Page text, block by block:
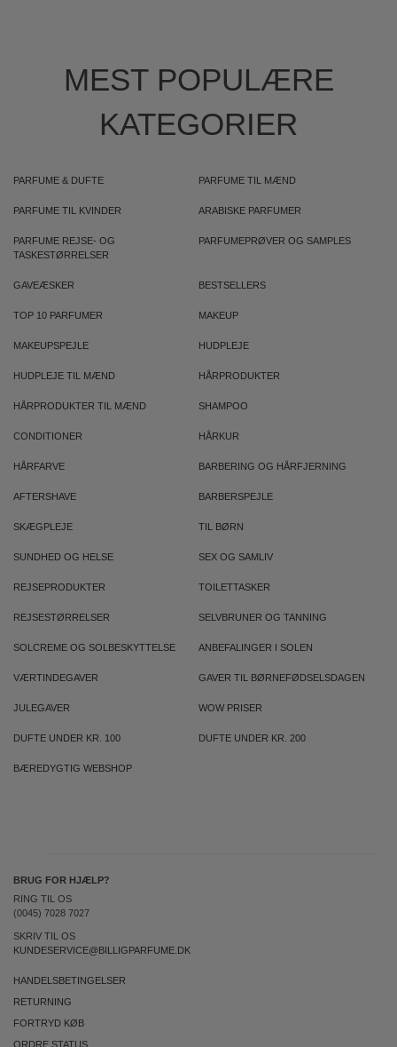
MEST POPULÆRE
KATEGORIER
PARFUME & DUFTE PARFUME TIL MÆND
PARFUME TIL KVINDER ARABISKE PARFUMER
PARFUME REJSE- OG
TASKESTØRRELSER
PARFUMEPRØVER OG SAMPLES
GAVEÆSKER BESTSELLERS
TOP 10 PARFUMER MAKEUP
MAKEUPSPEJLE HUDPLEJE
HUDPLEJE TIL MÆND HÅRPRODUKTER
HÅRPRODUKTER TIL MÆND SHAMPOO
CONDITIONER HÅRKUR
HÅRFARVE BARBERING OG HÅRFJERNING
AFTERSHAVE BARBERSPEJLE
SKÆGPLEJE TIL BØRN
SUNDHED OG HELSE SEX OG SAMLIV
REJSEPRODUKTER TOILETTASKER
REJSESTØRRELSER SELVBRUNER OG TANNING
SOLCREME OG SOLBESKYTTELSE ANBEFALINGER I SOLEN
VÆRTINDEGAVER GAVER TIL BØRNEFØDSELSDAGEN
JULEGAVER WOW PRISER
DUFTE UNDER KR. 100 DUFTE UNDER KR. 200
BÆREDYGTIG WEBSHOP
BRUG FOR HJÆLP?
RING TIL OS
(0045) 7028 7027
SKRIV TIL OS
KUNDESERVICE@BILLIGPARFUME.DK
HANDELSBETINGELSER
RETURNING
FORTRYD KØB
ORDRE STATUS